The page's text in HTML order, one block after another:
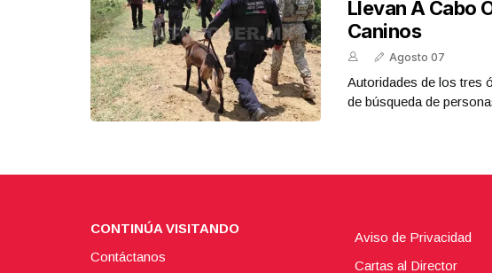
Llevan A Cabo
Caninos
Agosto 07
Autoridades de los tres
de búsqueda de
CONTINÚA VISITANDO
Contáctanos
Aviso de Privacidad
Cartas al Director